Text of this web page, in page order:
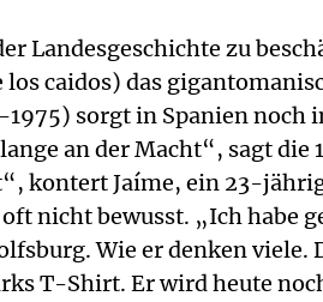
Landesgeschichte zu
caidos) das
sorgt in Spanien
an der Macht“, sagt
kontert Jaíme, ein 23-
nicht bewusst. „Ich habe
Wie er denken viele.
T-Shirt. Er wird heute